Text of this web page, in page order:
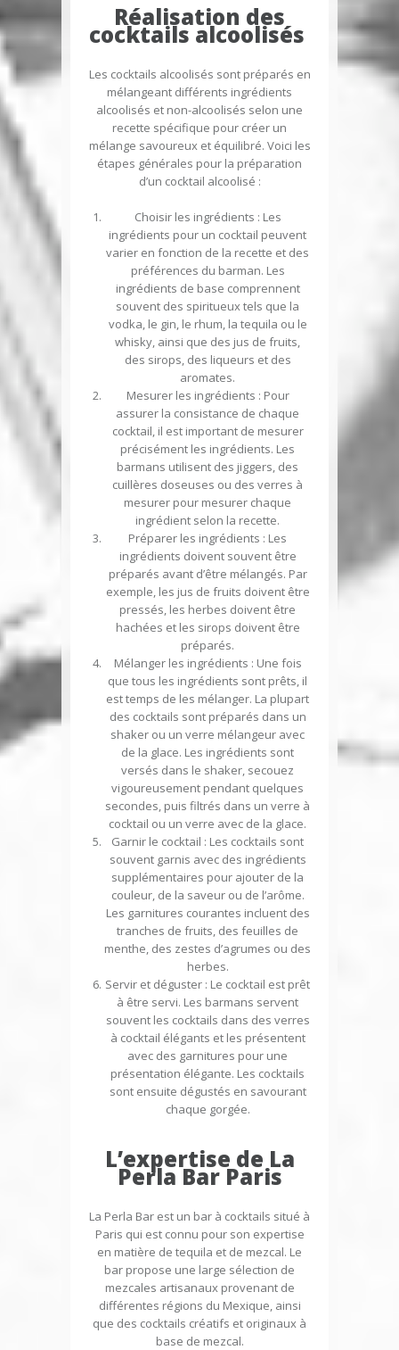
Réalisation des
cocktails alcoolisés
Les cocktails alcoolisés sont préparés en
mélangeant différents ingrédients
alcoolisés et non-alcoolisés selon une
recette spécifique pour créer un
mélange savoureux et équilibré. Voici les
étapes générales pour la préparation
d’un cocktail alcoolisé :
Choisir les ingrédients : Les
ingrédients pour un cocktail peuvent
varier en fonction de la recette et des
préférences du barman. Les
ingrédients de base comprennent
souvent des spiritueux tels que la
vodka, le gin, le rhum, la tequila ou le
whisky, ainsi que des jus de fruits,
des sirops, des liqueurs et des
aromates.
Mesurer les ingrédients : Pour
assurer la consistance de chaque
cocktail, il est important de mesurer
précisément les ingrédients. Les
barmans utilisent des jiggers, des
cuillères doseuses ou des verres à
mesurer pour mesurer chaque
ingrédient selon la recette.
Préparer les ingrédients : Les
ingrédients doivent souvent être
préparés avant d’être mélangés. Par
exemple, les jus de fruits doivent être
pressés, les herbes doivent être
hachées et les sirops doivent être
préparés.
Mélanger les ingrédients : Une fois
que tous les ingrédients sont prêts, il
est temps de les mélanger. La plupart
des cocktails sont préparés dans un
shaker ou un verre mélangeur avec
de la glace. Les ingrédients sont
versés dans le shaker, secouez
vigoureusement pendant quelques
secondes, puis filtrés dans un verre à
cocktail ou un verre avec de la glace.
Garnir le cocktail : Les cocktails sont
souvent garnis avec des ingrédients
supplémentaires pour ajouter de la
couleur, de la saveur ou de l’arôme.
Les garnitures courantes incluent des
tranches de fruits, des feuilles de
menthe, des zestes d’agrumes ou des
herbes.
Servir et déguster : Le cocktail est prêt
à être servi. Les barmans servent
souvent les cocktails dans des verres
à cocktail élégants et les présentent
avec des garnitures pour une
présentation élégante. Les cocktails
sont ensuite dégustés en savourant
chaque gorgée.
L’expertise de La
Perla Bar Paris
La Perla Bar est un bar à cocktails situé à
Paris qui est connu pour son expertise
en matière de tequila et de mezcal. Le
bar propose une large sélection de
mezcales artisanaux provenant de
différentes régions du Mexique, ainsi
que des cocktails créatifs et originaux à
base de mezcal.